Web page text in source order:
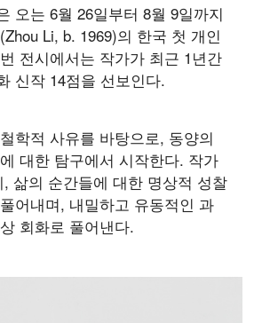
오는 6월 26일부터 8월 9일까지
Li, b. 1969)의 한국 첫 개인
전시에서는 작가가 최근 1년간
신작 14점을 선보인다.
학적 사유를 바탕으로, 동양의
대한 탐구에서 시작한다. 작가
삶의 순간들에 대한 명상적 성찰
어내며, 내밀하고 유동적인 과
회화로 풀어낸다.